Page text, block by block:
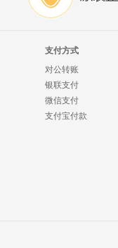
支付方式
对公转账
银联支付
微信支付
支付宝付款